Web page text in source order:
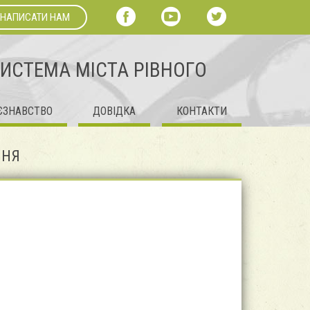
НАПИСАТИ НАМ
МІСТА РІВНОГО
ДОВІДКА КОНТАКТИ